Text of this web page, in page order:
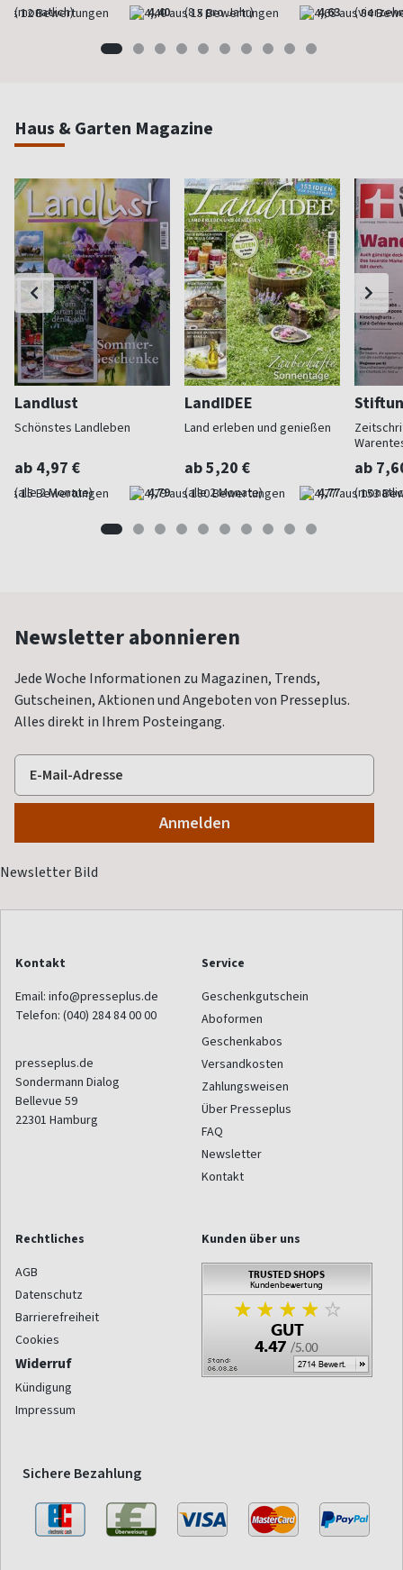
(monatlich) 4,40 (8 x pro Jahr) 4,63
Haus & Garten Magazine
Landlust
Schönstes Landleben
ab 4,97 €
(alle 2 Monate) 4,79
LandIDEE
Land erleben und genießen
ab 5,20 €
(alle 2 Monate) 4,77
ab
Newsletter abonnieren
Jede Woche Informationen zu Magazinen, Trends,
Gutscheinen, Aktionen und Angeboten von Presseplus.
Alles direkt in Ihrem Posteingang.
Kontakt
Email: info@presseplus.de
Telefon: (040) 284 84 00 00
presseplus.de
Sondermann Dialog
Bellevue 59
22301 Hamburg
Service
Geschenkgutschein
Aboformen
Geschenkabos
Versandkosten
Zahlungsweisen
Über Presseplus
FAQ
Newsletter
Kontakt
Rechtliches
AGB
Datenschutz
Barrierefreiheit
Cookies
Widerruf
Kündigung
Impressum
Kunden über uns
Sichere Bezahlung